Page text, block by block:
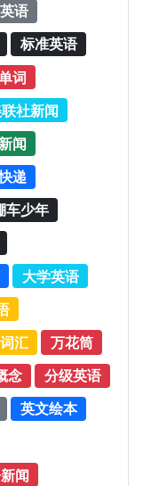
语
标准英语
词
社新闻
闻
递
车少年
大学英语
词汇
万花筒
念
分级英语
英文绘本
闻